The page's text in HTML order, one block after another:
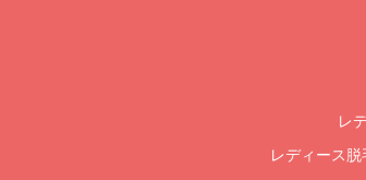
レ
レディース脱